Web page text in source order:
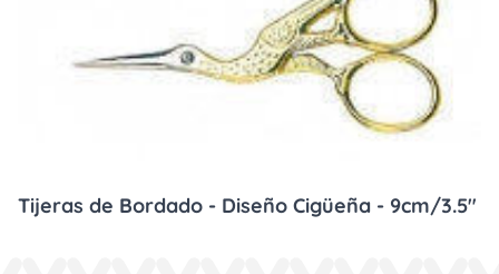
Tijeras de Bordado - Diseño Cigüeña - 9cm/3.5"